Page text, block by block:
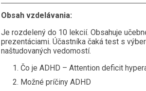
Obsah vzdelávania:
Je rozdelený do 10 lekcií. Obsahuje
prezentáciami. Účastníka čaká test s
naštudovaných vedomostí.
Čo je ADHD – Attention deficit
Možné príčiny ADHD